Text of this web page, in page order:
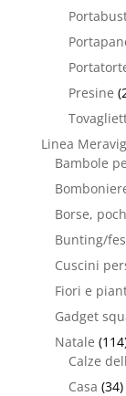
Presine
Linea
Bambole
Borse,
Bunting/
Cuscini
Fiori e
Gadget
Natale
Calze
Casa (34)